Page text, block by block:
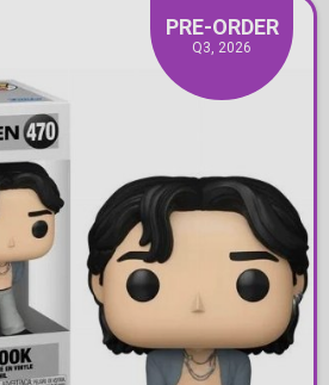
PRE-ORDER
Q3, 2026